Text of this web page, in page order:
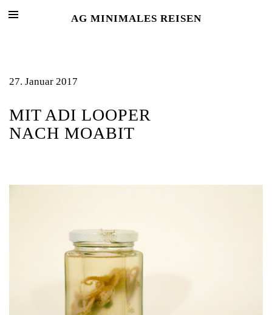
AG MINIMALES REISEN
27. Januar 2017
MIT ADI LOOPER
NACH MOABIT